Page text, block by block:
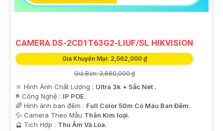
CAMERA DS-2CD1T63G2-LIUF/SL HIKVISION
Giá Khuyến Mại: 2,562,000 ₫
Giá Bán: 3,660,000 ₫
🔆 Hình Ành Chất Lượng : Ultra 3k + Sắc Nét .
®️ Công Nghệ : IP POE.
🌈 Hình ảnh ban đêm : Full Color 50m Có Màu Ban Ðêm.
💦 Camera Theo Mẫu Thân Kim loại.
️🔮 Tích Hợp : Thu Âm Và Loa.